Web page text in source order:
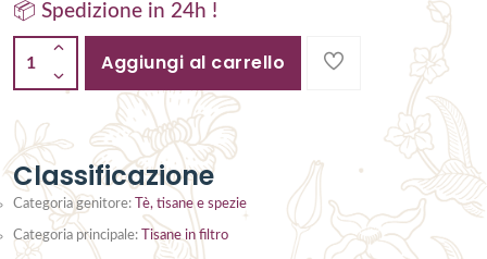
📦 Spedizione in 24h !
1 Aggiungi al carrello
Classificazione
Categoria genitore: Tè, tisane e spezie
Categoria principale: Tisane in filtro